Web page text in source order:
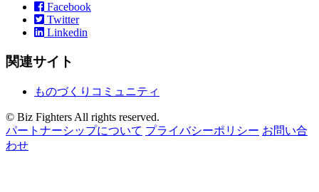
Facebook
Twitter
Linkedin
関連サイト
ものづくりコミュニティ
© Biz Fighters All rights reserved.
パートナーシップについて プライバシーポリシー お問い合
わせ